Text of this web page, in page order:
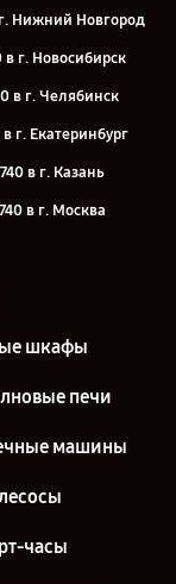
Нижний Новгород
г. Новосибирск
в г. Челябинск
г. Екатеринбург
в г. Казань
в г. Москва
шкафы
печи
машины
часы